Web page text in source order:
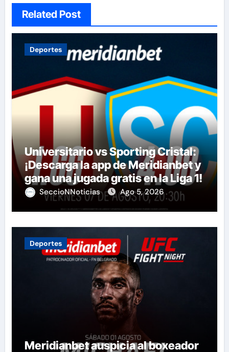
Related Post
Deportes
Universitario vs Sporting Cristal:
¡Descarga la app de Meridianbet y
gana una jugada gratis en la Liga 1!
SeccioNNoticias Ago 5, 2026
Deportes
Meridianbet auspicia al boxeador